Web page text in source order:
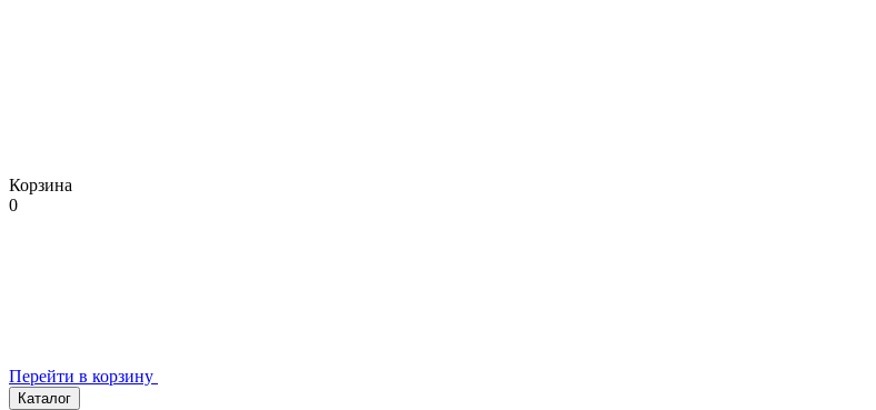
Корзина
0
Перейти в корзину
Каталог